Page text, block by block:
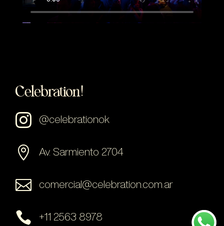
 @celebrationok
 Av. Sarmiento 2704
 comercial@celebration.com.ar
 +11 2563 8978